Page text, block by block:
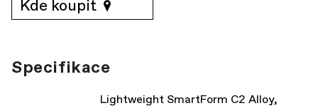
Kde koupit
Specifikace
Lightweight SmartForm C2 Alloy,